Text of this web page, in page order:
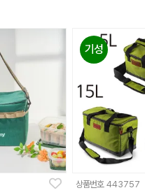
기성
상품번호 443757